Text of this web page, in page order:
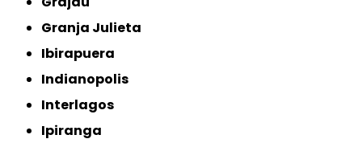
Granja Julieta
Ibirapuera
Indianopolis
Interlagos
Ipiranga